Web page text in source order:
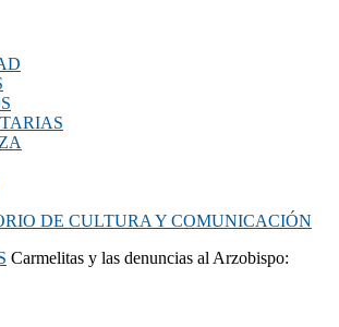
DE CULTURA Y COMUNICACIÓN
Carmelitas y las denuncias al Arzobispo: